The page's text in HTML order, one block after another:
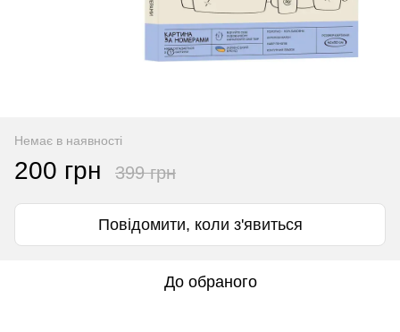
Немає в наявності
200 грн 399 грн
Повідомити, коли з'явиться
До обраного